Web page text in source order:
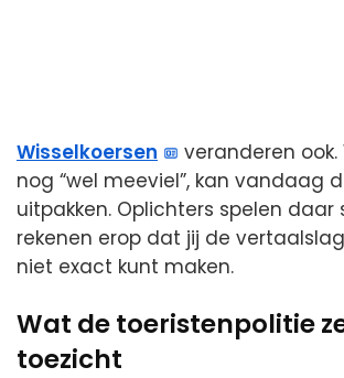
Wisselkoersen
veranderen
nog “wel meeviel”, kan vandaag
uitpakken. Oplichters spelen daar
rekenen erop dat jij de
niet exact kunt maken.
Wat de toeristenpolitie
toezicht